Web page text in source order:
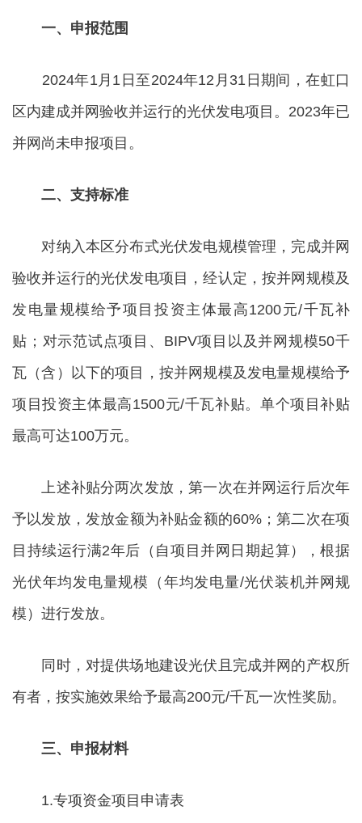
一、申报范围
2024年1月1日至2024年12月31日期间，在虹口
区内建成并网验收并运行的光伏发电项目。2023年已
并网尚未申报项目。
二、支持标准
对纳入本区分布式光伏发电规模管理，完成并网
验收并运行的光伏发电项目，经认定，按并网规模及
发电量规模给予项目投资主体最高1200元/千瓦补
贴；对示范试点项目、BIPV项目以及并网规模50千
瓦（含）以下的项目，按并网规模及发电量规模给予
项目投资主体最高1500元/千瓦补贴。单个项目补贴
最高可达100万元。
上述补贴分两次发放，第一次在并网运行后次年
予以发放，发放金额为补贴金额的60%；第二次在项
目持续运行满2年后（自项目并网日期起算），根据
光伏年均发电量规模（年均发电量/光伏装机并网规
模）进行发放。
同时，对提供场地建设光伏且完成并网的产权所
有者，按实施效果给予最高200元/千瓦一次性奖励。
三、申报材料
1.专项资金项目申请表